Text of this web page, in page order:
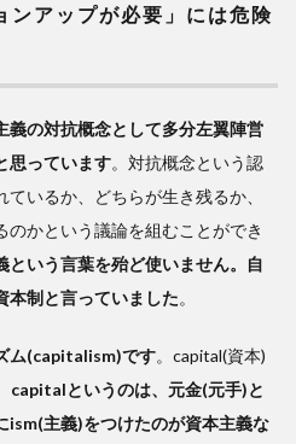
アップが必要」には危険
義の対抗概念として多分左翼陣営
思っています。対抗概念という認
いるか、どちらが生き残るか、
かという議論を組むことができ
という言葉を殆ど使いません。自
本制と言っていました。
ム(capitalism)です。capital(資本)
capitalというのは、元金(元手)と
ism(主義)をつけたのが資本主義な